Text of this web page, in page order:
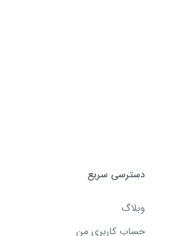
دسترسی سریع
وبلاگ
حساب کاربری من